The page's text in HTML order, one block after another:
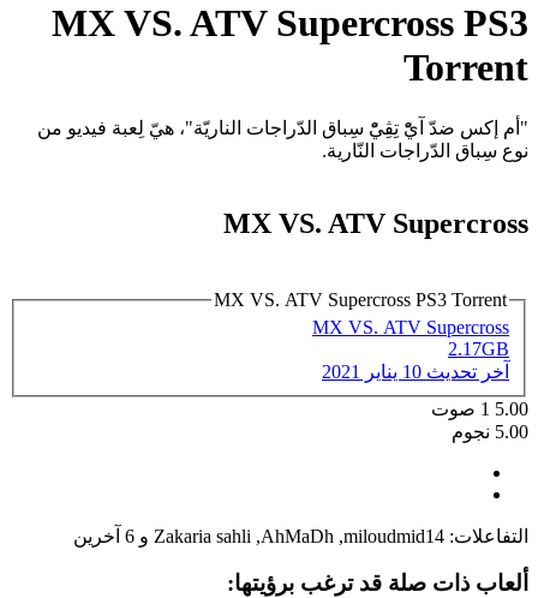
MX VS. ATV Supercross PS3
Torrent
"أم إكس ضدّ آيّْ تِڤِيّْ سِباق الدّراجات الناريّة"، هيّ لِعبة فيديو من
نوع سِباق الدّراجات النّارية.
MX VS. ATV Supercross
MX VS. ATV Supercross PS3 Torrent
MX VS. ATV Supercross
2.17GB
آخر تحديث 10 يناير 2021
5.00
1 صوت
5.00 نجوم
التفاعلات: miloudmid14
,
AhMaDh
,
Zakaria sahli و 6 آخرين
ألعاب ذات صلة قد ترغب برؤيتها: